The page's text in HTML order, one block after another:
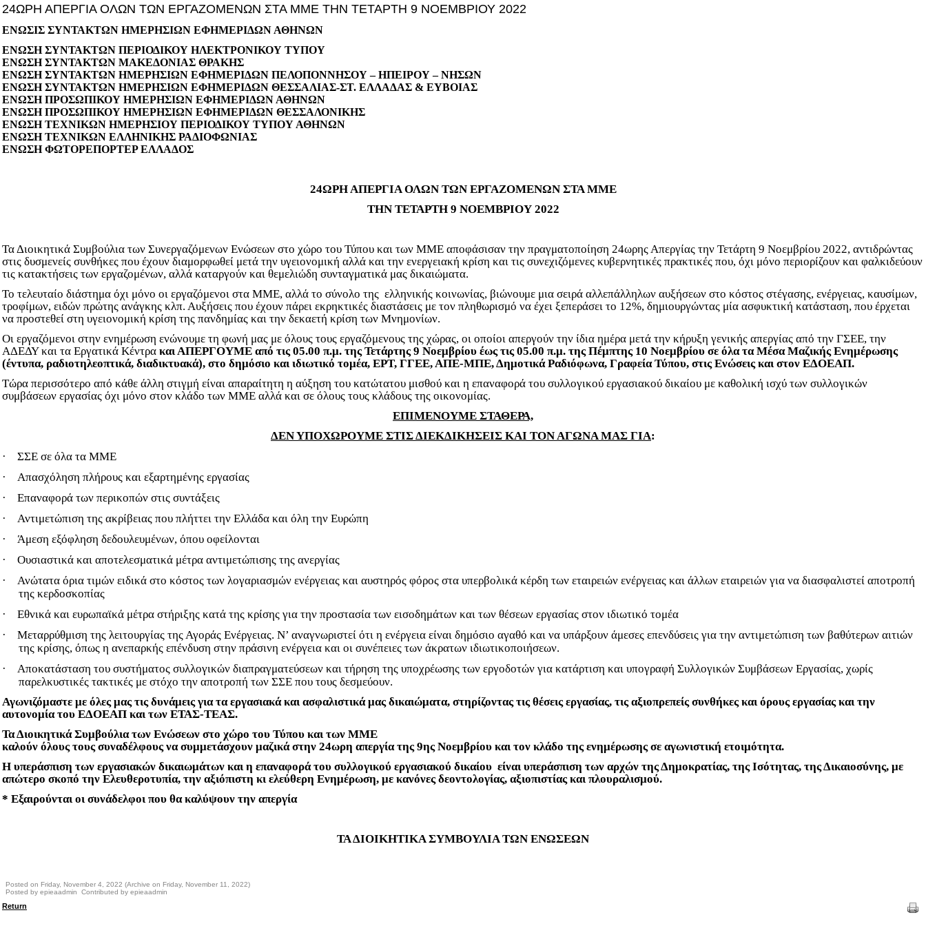
24ΩΡΗ ΑΠΕΡΓΙΑ ΟΛΩΝ ΤΩΝ ΕΡΓΑΖΟΜΕΝΩΝ ΣΤΑ ΜΜΕ ΤΗΝ ΤΕΤΑΡΤΗ 9 ΝΟΕΜΒΡΙΟΥ 2022
ΕΝΩΣΙΣ ΣΥΝΤΑΚΤΩΝ ΗΜΕΡΗΣΙΩΝ ΕΦΗΜΕΡΙΔΩΝ ΑΘΗΝΩΝ
ΕΝΩΣΗ ΣΥΝΤΑΚΤΩΝ ΠΕΡΙΟΔΙΚΟΥ ΗΛΕΚΤΡΟΝΙΚΟΥ ΤΥΠΟΥ
ΕΝΩΣΗ ΣΥΝΤΑΚΤΩΝ ΜΑΚΕΔΟΝΙΑΣ ΘΡΑΚΗΣ
ΕΝΩΣΗ ΣΥΝΤΑΚΤΩΝ ΗΜΕΡΗΣΙΩΝ ΕΦΗΜΕΡΙΔΩΝ ΠΕΛΟΠΟΝΝΗΣΟΥ – ΗΠΕΙΡΟΥ – ΝΗΣΩΝ
ΕΝΩΣΗ ΣΥΝΤΑΚΤΩΝ ΗΜΕΡΗΣΙΩΝ ΕΦΗΜΕΡΙΔΩΝ ΘΕΣΣΑΛΙΑΣ-ΣΤ. ΕΛΛΑΔΑΣ & ΕΥΒΟΙΑΣ
ΕΝΩΣΗ ΠΡΟΣΩΠΙΚΟΥ ΗΜΕΡΗΣΙΩΝ ΕΦΗΜΕΡΙΔΩΝ ΑΘΗΝΩΝ
ΕΝΩΣΗ ΠΡΟΣΩΠΙΚΟΥ ΗΜΕΡΗΣΙΩΝ ΕΦΗΜΕΡΙΔΩΝ ΘΕΣΣΑΛΟΝΙΚΗΣ
ΕΝΩΣΗ ΤΕΧΝΙΚΩΝ ΗΜΕΡΗΣΙΟΥ ΠΕΡΙΟΔΙΚΟΥ ΤΥΠΟΥ ΑΘΗΝΩΝ
ENΩΣΗ ΤΕΧΝΙΚΩΝ ΕΛΛΗΝΙΚΗΣ ΡΑΔΙΟΦΩΝΙΑΣ
ΕΝΩΣΗ ΦΩΤΟΡΕΠΟΡΤΕΡ ΕΛΛΑΔΟΣ
24ΩΡΗ ΑΠΕΡΓΙΑ ΟΛΩΝ ΤΩΝ ΕΡΓΑΖΟΜΕΝΩΝ ΣΤΑ ΜΜΕ
ΤΗΝ ΤΕΤΑΡΤΗ 9 ΝΟΕΜΒΡΙΟΥ 2022
Τα Διοικητικά Συμβούλια των Συνεργαζόμενων Ενώσεων στο χώρο του Τύπου και των ΜΜΕ αποφάσισαν την πραγματοποίηση 24ωρης Απεργίας την Τετάρτη 9 Νοεμβρίου 2022, αντιδρώντας
στις δυσμενείς συνθήκες που έχουν διαμορφωθεί μετά την υγειονομική αλλά και την ενεργειακή κρίση και τις συνεχιζόμενες κυβερνητικές πρακτικές που, όχι μόνο περιορίζουν και φαλκιδεύουν
τις κατακτήσεις των εργαζομένων, αλλά καταργούν και θεμελιώδη συνταγματικά μας δικαιώματα.
Το τελευταίο διάστημα όχι μόνο οι εργαζόμενοι στα ΜΜΕ, αλλά το σύνολο της ελληνικής κοινωνίας, βιώνουμε μια σειρά αλλεπάλληλων αυξήσεων στο κόστος στέγασης, ενέργειας, καυσίμων,
τροφίμων, ειδών πρώτης ανάγκης κλπ. Αυξήσεις που έχουν πάρει εκρηκτικές διαστάσεις με τον πληθωρισμό να έχει ξεπεράσει το 12%, δημιουργώντας μία ασφυκτική κατάσταση, που έρχεται
να προστεθεί στη υγειονομική κρίση της πανδημίας και την δεκαετή κρίση των Μνημονίων.
Οι εργαζόμενοι στην ενημέρωση ενώνουμε τη φωνή μας με όλους τους εργαζόμενους της χώρας, οι οποίοι απεργούν την ίδια ημέρα μετά την κήρυξη γενικής απεργίας από την ΓΣΕΕ, την
ΑΔΕΔΥ και τα Εργατικά Κέντρα και ΑΠΕΡΓΟΥΜΕ από τις 05.00 π.μ. της Τετάρτης 9 Νοεμβρίου έως τις 05.00 π.μ. της Πέμπτης 10 Νοεμβρίου σε όλα τα Μέσα Μαζικής Ενημέρωσης
(έντυπα, ραδιοτηλεοπτικά, διαδικτυακά), στο δημόσιο και ιδιωτικό τομέα, ΕΡΤ, ΓΓΕΕ, ΑΠΕ-ΜΠΕ, Δημοτικά Ραδιόφωνα, Γραφεία Τύπου, στις Ενώσεις και στον ΕΔΟΕΑΠ.
Τώρα περισσότερο από κάθε άλλη στιγμή είναι απαραίτητη η αύξηση του κατώτατου μισθού και η επαναφορά του συλλογικού εργασιακού δικαίου με καθολική ισχύ των συλλογικών
συμβάσεων εργασίας όχι μόνο στον κλάδο των ΜΜΕ αλλά και σε όλους τους κλάδους της οικονομίας.
ΕΠΙΜΕΝΟΥΜΕ ΣΤΑΘΕΡΑ,
ΔΕΝ ΥΠΟΧΩΡΟΥΜΕ ΣΤΙΣ ΔΙΕΚΔΙΚΗΣΕΙΣ ΚΑΙ ΤΟΝ ΑΓΩΝΑ ΜΑΣ ΓΙΑ:
·
ΣΣΕ σε όλα τα ΜΜΕ
·
Απασχόληση πλήρους και εξαρτημένης εργασίας
·
Επαναφορά των περικοπών στις συντάξεις
·
Αντιμετώπιση της ακρίβειας που πλήττει την Ελλάδα και όλη την Ευρώπη
·
Άμεση εξόφληση δεδουλευμένων, όπου οφείλονται
·
Ουσιαστικά και αποτελεσματικά μέτρα αντιμετώπισης της ανεργίας
·
Ανώτατα όρια τιμών ειδικά στο κόστος των λογαριασμών ενέργειας και αυστηρός φόρος στα υπερβολικά κέρδη των εταιρειών ενέργειας και άλλων εταιρειών για να διασφαλιστεί αποτροπή
της κερδοσκοπίας
·
Εθνικά και ευρωπαϊκά μέτρα στήριξης κατά της κρίσης για την προστασία των εισοδημάτων και των θέσεων εργασίας στον ιδιωτικό τομέα
·
Μεταρρύθμιση της λειτουργίας της Αγοράς Ενέργειας. Ν’ αναγνωριστεί ότι η ενέργεια είναι δημόσιο αγαθό και να υπάρξουν άμεσες επενδύσεις για την αντιμετώπιση των βαθύτερων αιτιών
της κρίσης, όπως η ανεπαρκής επένδυση στην πράσινη ενέργεια και οι συνέπειες των άκρατων ιδιωτικοποιήσεων.
·
Αποκατάσταση του συστήματος συλλογικών διαπραγματεύσεων και τήρηση της υποχρέωσης των εργοδοτών για κατάρτιση και υπογραφή Συλλογικών Συμβάσεων Εργασίας, χωρίς
παρελκυστικές τακτικές με στόχο την αποτροπή των ΣΣΕ που τους δεσμεύουν.
Αγωνιζόμαστε με όλες μας τις δυνάμεις για τα εργασιακά και ασφαλιστικά μας δικαιώματα, στηρίζοντας τις θέσεις εργασίας, τις αξιοπρεπείς συνθήκες και όρους εργασίας και την
αυτονομία του ΕΔΟΕΑΠ και των ΕΤΑΣ-ΤΕΑΣ.
Τα Διοικητικά Συμβούλια των Ενώσεων στο χώρο του Τύπου και των ΜΜΕ
καλούν όλους τους συναδέλφους να συμμετάσχουν μαζικά στην 24ωρη απεργία της 9ης Νοεμβρίου και τον κλάδο της ενημέρωσης σε αγωνιστική ετοιμότητα.
Η υπεράσπιση των εργασιακών δικαιωμάτων και η επαναφορά του συλλογικού εργασιακού δικαίου είναι υπεράσπιση των αρχών της Δημοκρατίας, της Ισότητας, της Δικαιοσύνης, με
απώτερο σκοπό την Ελευθεροτυπία, την αξιόπιστη κι ελεύθερη Ενημέρωση, με κανόνες δεοντολογίας, αξιοπιστίας και πλουραλισμού.
* Εξαιρούνται οι συνάδελφοι που θα καλύψουν την απεργία
ΤΑ ΔΙΟΙΚΗΤΙΚΑ ΣΥΜΒΟΥΛΙΑ ΤΩΝ ΕΝΩΣΕΩΝ
Posted on Friday, November 4, 2022 (Archive on Friday, November 11, 2022)
Posted by epieaadmin Contributed by epieaadmin
Return